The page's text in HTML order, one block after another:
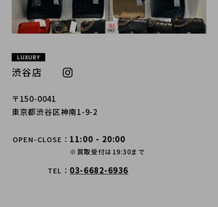
LUXURY
渋谷店
〒150-0041
東京都渋谷区神南1-9-2
OPEN-CLOSE 11:00 - 20:00
※買取受付は19:30まで
TEL 03-6682-6936